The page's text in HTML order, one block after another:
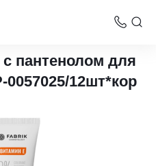
душа
пантенолом для
12шт*кор